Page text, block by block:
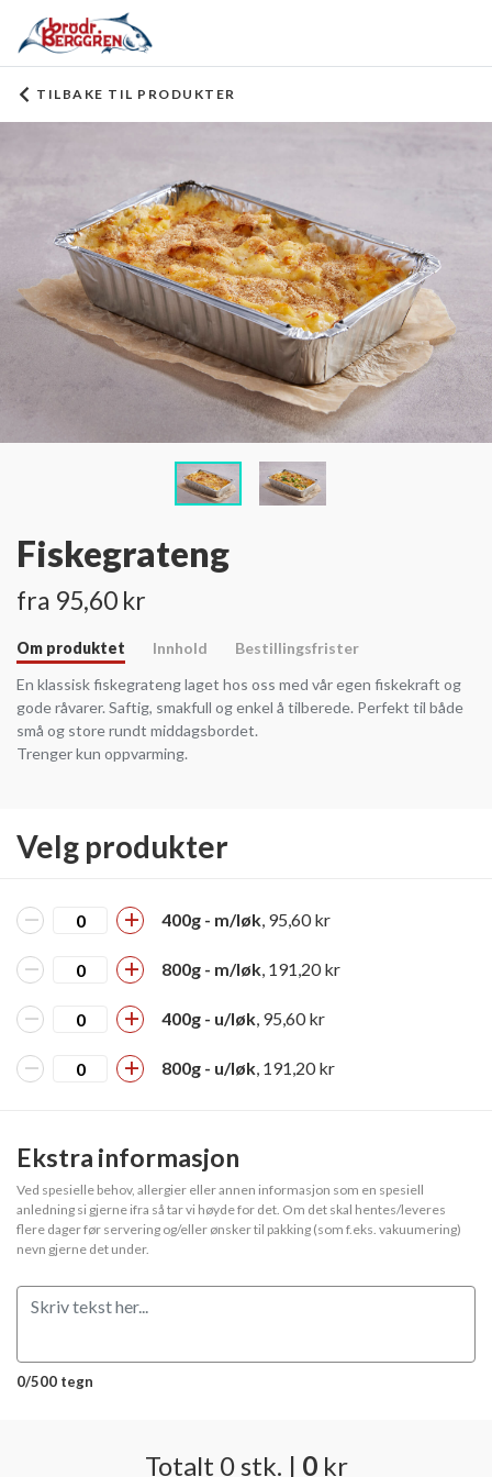
TILBAKE TIL PRODUKTER
Fiskegrateng
fra 95,60 kr
Om produktet Innhold
Bestillingsfrister
En klassisk fiskegrateng laget hos oss med vår egen fiskekraft og
gode råvarer. Saftig, smakfull og enkel å tilberede. Perfekt til både
små og store rundt middagsbordet.
Trenger kun oppvarming.
Velg produkter
400g - m/løk , 95,60 kr
800g - m/løk , 191,20 kr
400g - u/løk , 95,60 kr
800g - u/løk , 191,20 kr
Ekstra informasjon
Ved spesielle behov, allergier eller annen informasjon som en spesiell
anledning si gjerne ifra så tar vi høyde for det. Om det skal hentes/leveres
flere dager før servering og/eller ønsker til pakking (som f.eks. vakuumering)
nevn gjerne det under.
0/500 tegn
Totalt 0 stk. | 0kr